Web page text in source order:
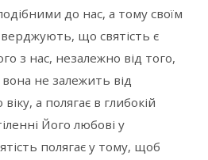
до нас, а тому своїм
що святість є
з нас, незалежно від того,
не залежить від
а полягає в глибокій
Його любові у
полягає у тому, щоб